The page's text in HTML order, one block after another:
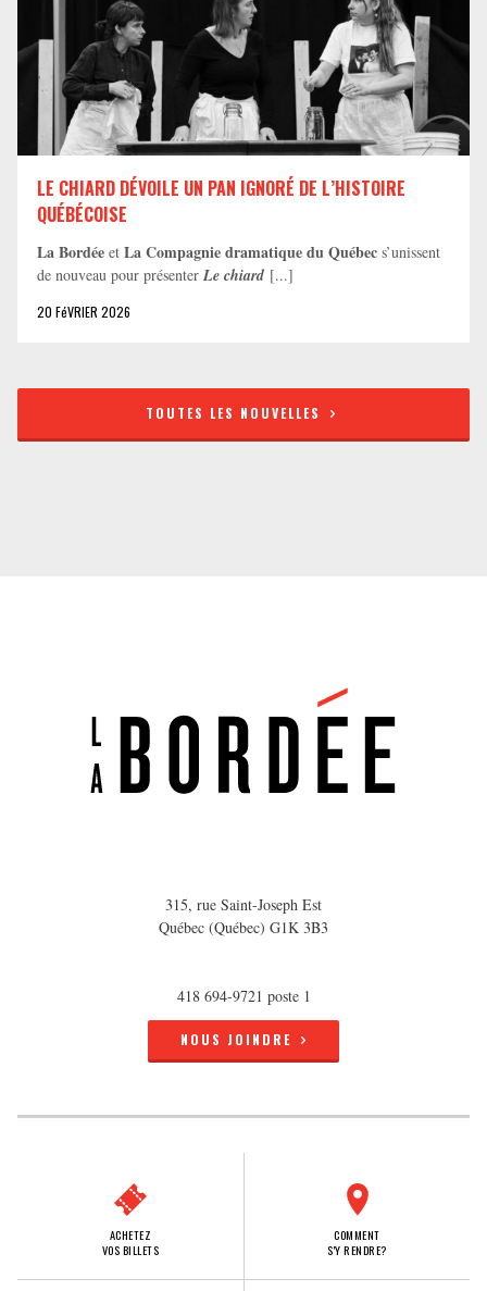
LE CHIARD DÉVOILE UN PAN IGNORÉ DE L’HISTOIRE
QUÉBÉCOISE
La Bordée et La Compagnie dramatique du Québec s’unissent
de nouveau pour présenter Le chiard [...]
20 FéVRIER 2026
TOUTES LES NOUVELLES
315, rue Saint-Joseph Est
Québec (Québec) G1K 3B3
418 694-9721 poste 1
NOUS JOINDRE
ACHETEZ
VOS BILLETS
COMMENT
S'Y RENDRE?